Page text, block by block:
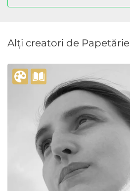
Alți creatori de Papetărie